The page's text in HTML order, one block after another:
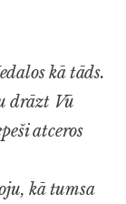
kā tāds.
drāzt Vū
atceros
kā tumsa